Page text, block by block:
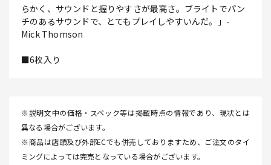
らかく、サウンドと握りやすさが最高さ。ブライトでパン
チのあるサウンドで、とてもプレイしやすいんだ。」-
Mick Thomson
■6枚入り
※説明文中の価格・スペック等は掲載時点の情報であり、現状とは
異なる場合がございます。
※商品は店頭及び外部ECでも併売しておりますため、ご注文のタイ
ミングによっては完売となっている場合がございます。